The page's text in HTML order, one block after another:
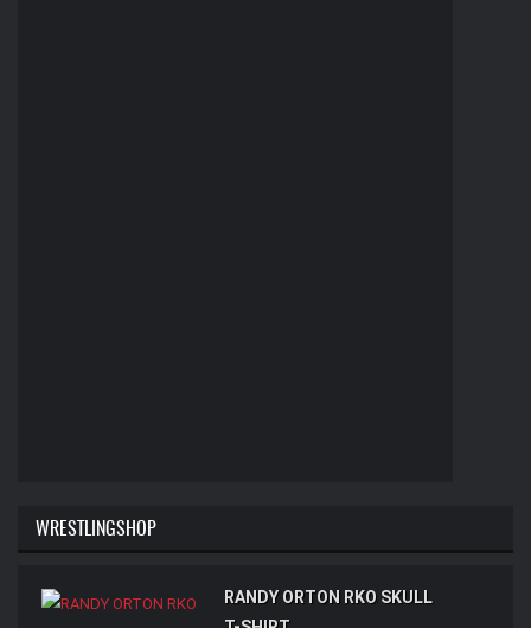
WRESTLINGSHOP
RANDY ORTON RKO SKULL